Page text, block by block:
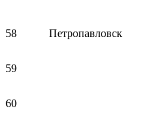
58 Петропавловск
59
60